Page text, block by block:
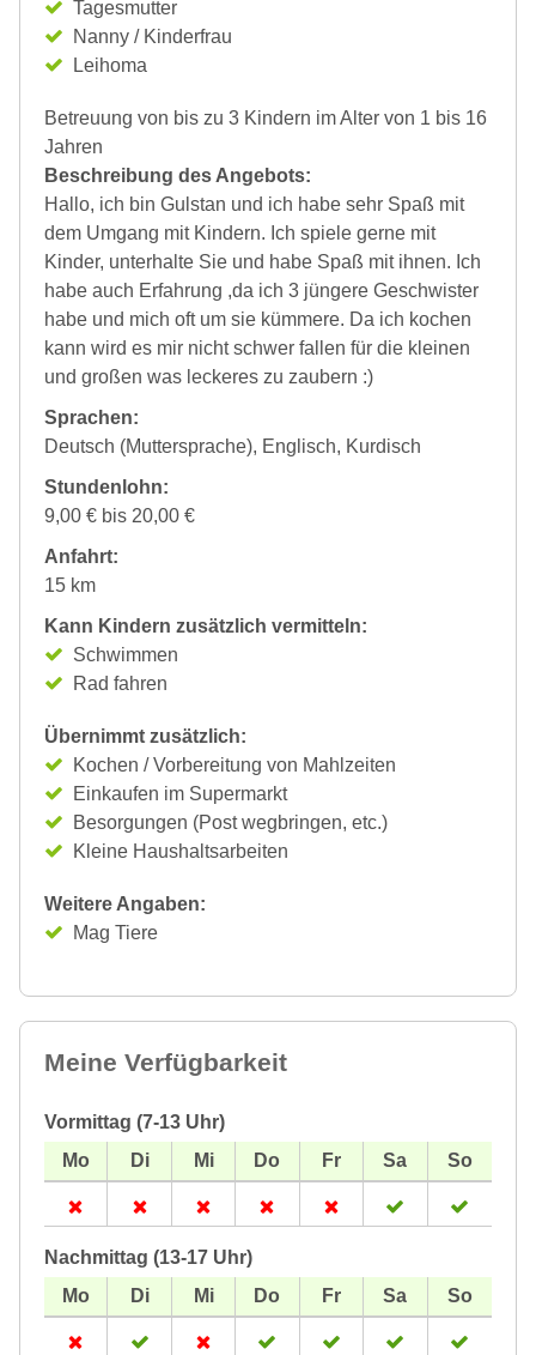
Tagesmutter
Nanny / Kinderfrau
Leihoma
Betreuung von bis zu 3 Kindern im Alter von 1 bis 16
Jahren
Beschreibung des Angebots:
Hallo, ich bin Gulstan und ich habe sehr Spaß mit
dem Umgang mit Kindern. Ich spiele gerne mit
Kinder, unterhalte Sie und habe Spaß mit ihnen. Ich
habe auch Erfahrung ,da ich 3 jüngere Geschwister
habe und mich oft um sie kümmere. Da ich kochen
kann wird es mir nicht schwer fallen für die kleinen
und großen was leckeres zu zaubern :)
Sprachen:
Deutsch (Muttersprache), Englisch, Kurdisch
Stundenlohn:
9,00 € bis 20,00 €
Anfahrt:
15 km
Kann Kindern zusätzlich vermitteln:
Schwimmen
Rad fahren
Übernimmt zusätzlich:
Kochen / Vorbereitung von Mahlzeiten
Einkaufen im Supermarkt
Besorgungen (Post wegbringen, etc.)
Kleine Haushaltsarbeiten
Weitere Angaben:
Mag Tiere
Meine Verfügbarkeit
Vormittag (7-13 Uhr)
Nachmittag (13-17 Uhr)